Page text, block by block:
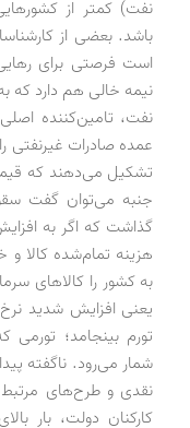
نفت) کمتر از
باشد. بعضی از
است فرصتی برای
‌نیمه خالی هم دارد که
نفت، تامین‌کننده
عمده صادرات غیرنفتی
تشکیل می‌دهند که
جنبه می‌توان گفت
گذاشت که اگر به
هزینه تمام‌شده کالا
به کشور را کالاهای
یعنی افزایش شدید
تورم بینجامد؛
شمار می‌رود. ناگفته
نقدی و طرح‌های
کارکنان دولت، بار